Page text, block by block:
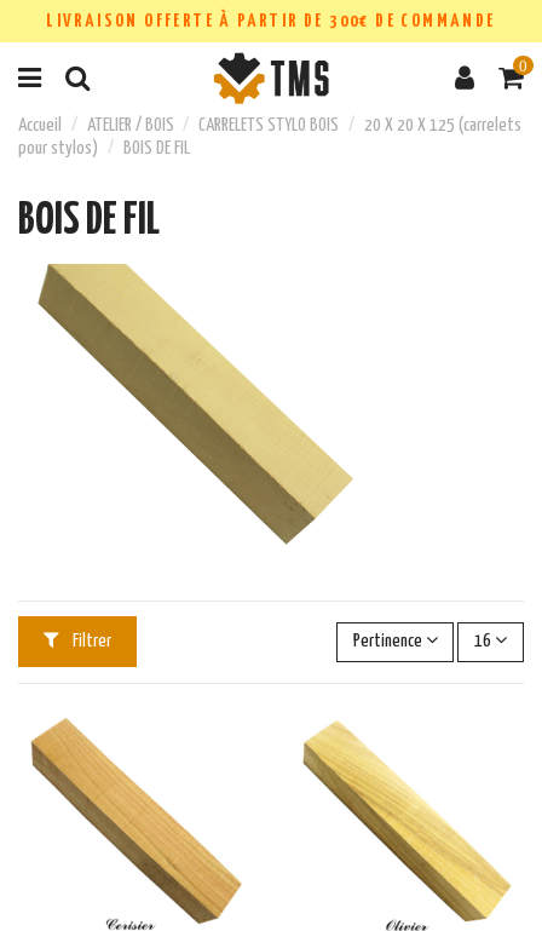
LIVRAISON OFFERTE À PARTIR DE 300€ DE COMMANDE
0
Accueil ATELIER / BOIS CARRELETS STYLO BOIS
20 X 20 X 125 (carrelets
pour stylos)
BOIS DE FIL
BOIS DE FIL
Filtrer Pertinence 16